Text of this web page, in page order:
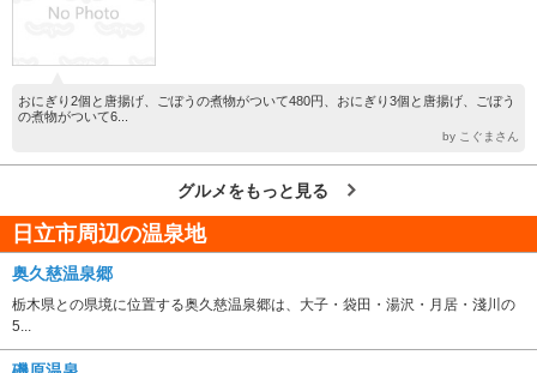
おにぎり2個と唐揚げ、ごぼうの煮物がついて480円、おにぎり3個と唐揚げ、ごぼう
の煮物がついて6...
by こぐまさん
グルメをもっと見る
日立市周辺の温泉地
奥久慈温泉郷
栃木県との県境に位置する奥久慈温泉郷は、大子・袋田・湯沢・月居・淺川の
5...